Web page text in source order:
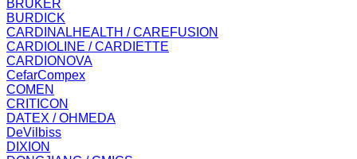
BRUKER
BURDICK
CARDINALHEALTH / CAREFUSION
CARDIOLINE / CARDIETTE
CARDIONOVA
CefarCompex
COMEN
CRITICON
DATEX / OHMEDA
DeVilbiss
DIXION